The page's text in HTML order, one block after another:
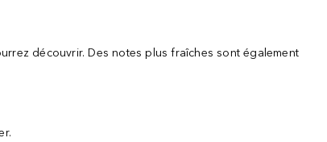
découvrir. Des notes plus fraîches sont également